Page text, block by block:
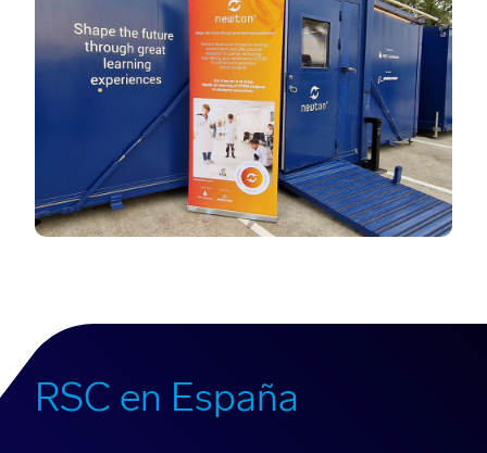
RSC en España